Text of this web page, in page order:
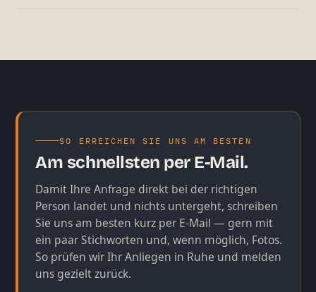
SO ERREICHEN SIE UNS AM BESTEN
Am schnellsten per E-Mail.
Damit Ihre Anfrage direkt bei der richtigen
Person landet und nichts untergeht, schreiben
Sie uns am besten kurz per E-Mail — gern mit
ein paar Stichworten und, wenn möglich, Fotos.
So prüfen wir Ihr Anliegen in Ruhe und melden
uns gezielt zurück.